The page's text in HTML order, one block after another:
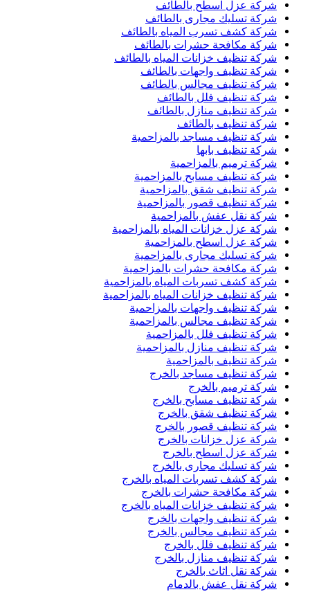
شركة عزل اسطح بالطائف
شركة تسليك مجارى بالطائف
شركة كشف تسرب المياه بالطائف
شركة مكافحة حشرات بالطائف
شركة تنظيف خزانات المياه بالطائف
شركة تنظيف واجهات بالطائف
شركة تنظيف مجالس بالطائف
شركة تنظيف فلل بالطائف
شركة تنظيف منازل بالطائف
شركة تنظيف بالطائف
شركة تنظيف مساجد بالمزاحمية
شركة تنظيف بابها
شركة ترميم بالمزاحمية
شركة تنظيف مسابح بالمزاحمية
شركة تنظيف شقق بالمزاحمية
شركة تنظيف قصور بالمزاحمية
شركة نقل عفش بالمزاحمية
شركة عزل خزانات المياه بالمزاحمية
شركة عزل اسطح بالمزاحمية
شركة تسليك مجارى بالمزاحمية
شركة مكافحة حشرات بالمزاحمية
شركة كشف تسربات المياه بالمزاحمية
شركة تنظيف خزانات المياه بالمزاحمية
شركة تنظيف واجهات بالمزاحمية
شركة تنظيف مجالس بالمزاحمية
شركة تنظيف فلل بالمزاحمية
شركة تنظيف منازل بالمزاحمية
شركة تنظيف بالمزاحمية
شركة تنظيف مساجد بالخرج
شركة ترميم بالخرج
شركة تنظيف مسابح بالخرج
شركة تنظيف شقق بالخرج
شركة تنظيف قصور بالخرج
شركة عزل خزانات بالخرج
شركة عزل اسطح بالخرج
شركة تسليك مجارى بالخرج
شركة كشف تسربات المياه بالخرج
شركة مكافحة حشرات بالخرج
شركة تنظيف خزانات المياه بالخرج
شركة تنظيف واجهات بالخرج
شركة تنظيف مجالس بالخرج
شركة تنظيف فلل بالخرج
شركة تنظيف منازل بالخرج
شركة نقل اثاث بالخرج
شركة نقل عفش بالدمام